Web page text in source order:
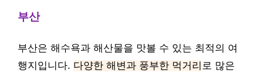
부산
부산은 해수욕과 해산물을 맛볼 수 있는 최적의 여
행지입니다. 다양한 해변과 풍부한 먹거리 로 많은